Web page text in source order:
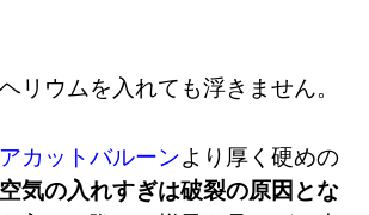
リウムを入れても浮きません。
カットバルーンより厚く硬めの
空気の入れすぎは破裂の原因とな